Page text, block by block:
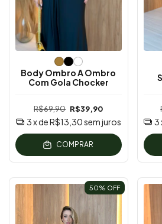
Body Ombro A Ombro
Com Gola Chocker
R$69,90 R$39,90
3x deR$13,30sem juros
COMPRAR
3
50% OFF